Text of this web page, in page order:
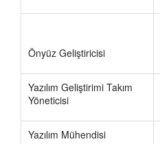
Önyüz Geliştiricisi
Yazılım Geliştirimi Takım
Yöneticisi
Yazılım Mühendisi